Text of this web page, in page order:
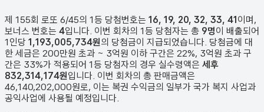
제 155회 로또 6/45의 1등 당첨번호는 16, 19, 20, 32, 33, 41이며,
보너스 번호는 4입니다. 이번 회차의 1등 당첨자는 총 9명이 배출되어
1인당 1,193,005,734원의 당첨금이 지급되었습니다. 당첨금에 대
한 세금은 200만원 초과 ~ 3억원 이하 구간은 22%, 3억원 초과 구
간은 33%가 적용되어 1등 당첨자의 경우 실수령액은 세후
832,314,174원입니다. 이번 회차의 총 판매금액은
46,140,202,000원로, 이는 복권 수익금의 일부가 국가 복지 사업과
공익사업에 사용될 예정입니다.